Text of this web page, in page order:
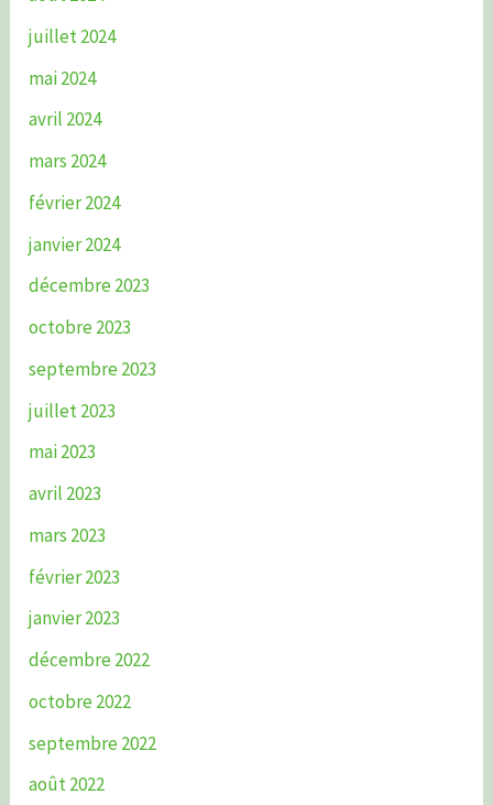
juillet 2024
mai 2024
avril 2024
mars 2024
février 2024
janvier 2024
décembre 2023
octobre 2023
septembre 2023
juillet 2023
mai 2023
avril 2023
mars 2023
février 2023
janvier 2023
décembre 2022
octobre 2022
septembre 2022
août 2022